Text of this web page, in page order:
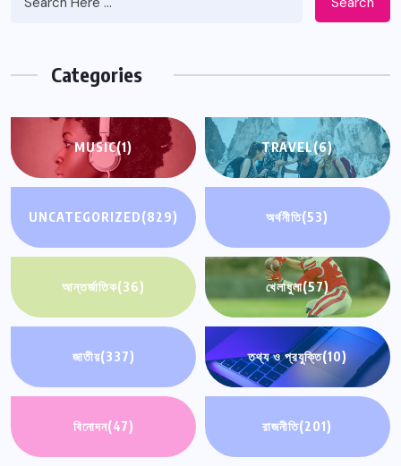
Categories
MUSIC(1) TRAVEL(6)
UNCATEGORIZED(829) অর্থনীতি(53)
আন্তর্জাতিক(36) খেলাধুলা(57)
জাতীয়(337) তথ্য ও প্রযুক্তি(10)
বিনোদন(47) রাজনীতি(201)